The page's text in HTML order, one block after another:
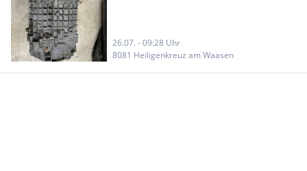
26.07. - 09:28 Uhr
8081 Heiligenkreuz am Waasen